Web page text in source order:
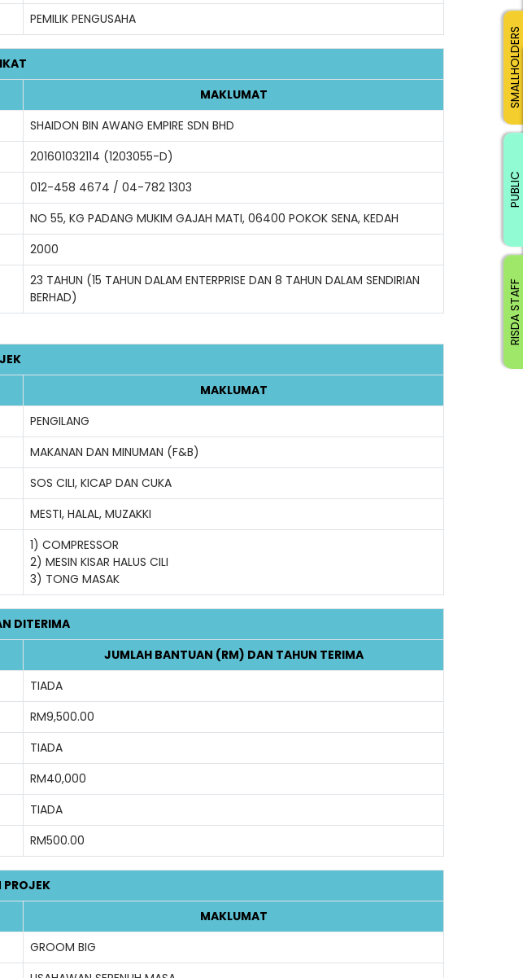
PEMILIK PENGUSAHA
MAKLUMAT
SHAIDON BIN AWANG EMPIRE SDN BHD
201601032114 (1203055-D)
012-458 4674 / 04-782 1303
NO 55, KG PADANG MUKIM GAJAH MATI, 06400 POKOK SENA, KEDAH
2000
23 TAHUN (15 TAHUN DALAM ENTERPRISE DAN 8 TAHUN DALAM SENDIRIAN
BERHAD)
MAKLUMAT
PENGILANG
MAKANAN DAN MINUMAN (F&B)
SOS CILI, KICAP DAN CUKA
MESTI, HALAL, MUZAKKI
1) COMPRESSOR
2) MESIN KISAR HALUS CILI
3) TONG MASAK
DITERIMA
JUMLAH BANTUAN (RM) DAN TAHUN TERIMA
TIADA
RM9,500.00
TIADA
RM40,000
TIADA
RM500.00
PROJEK
MAKLUMAT
GROOM BIG
RISDA STAFF
SMALLHOLDERS
PUBLIC